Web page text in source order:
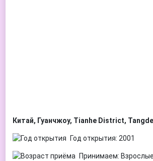
Китай, Гуанчжоу, Tianhe District,
Год открытия: 2001
Принимаем: